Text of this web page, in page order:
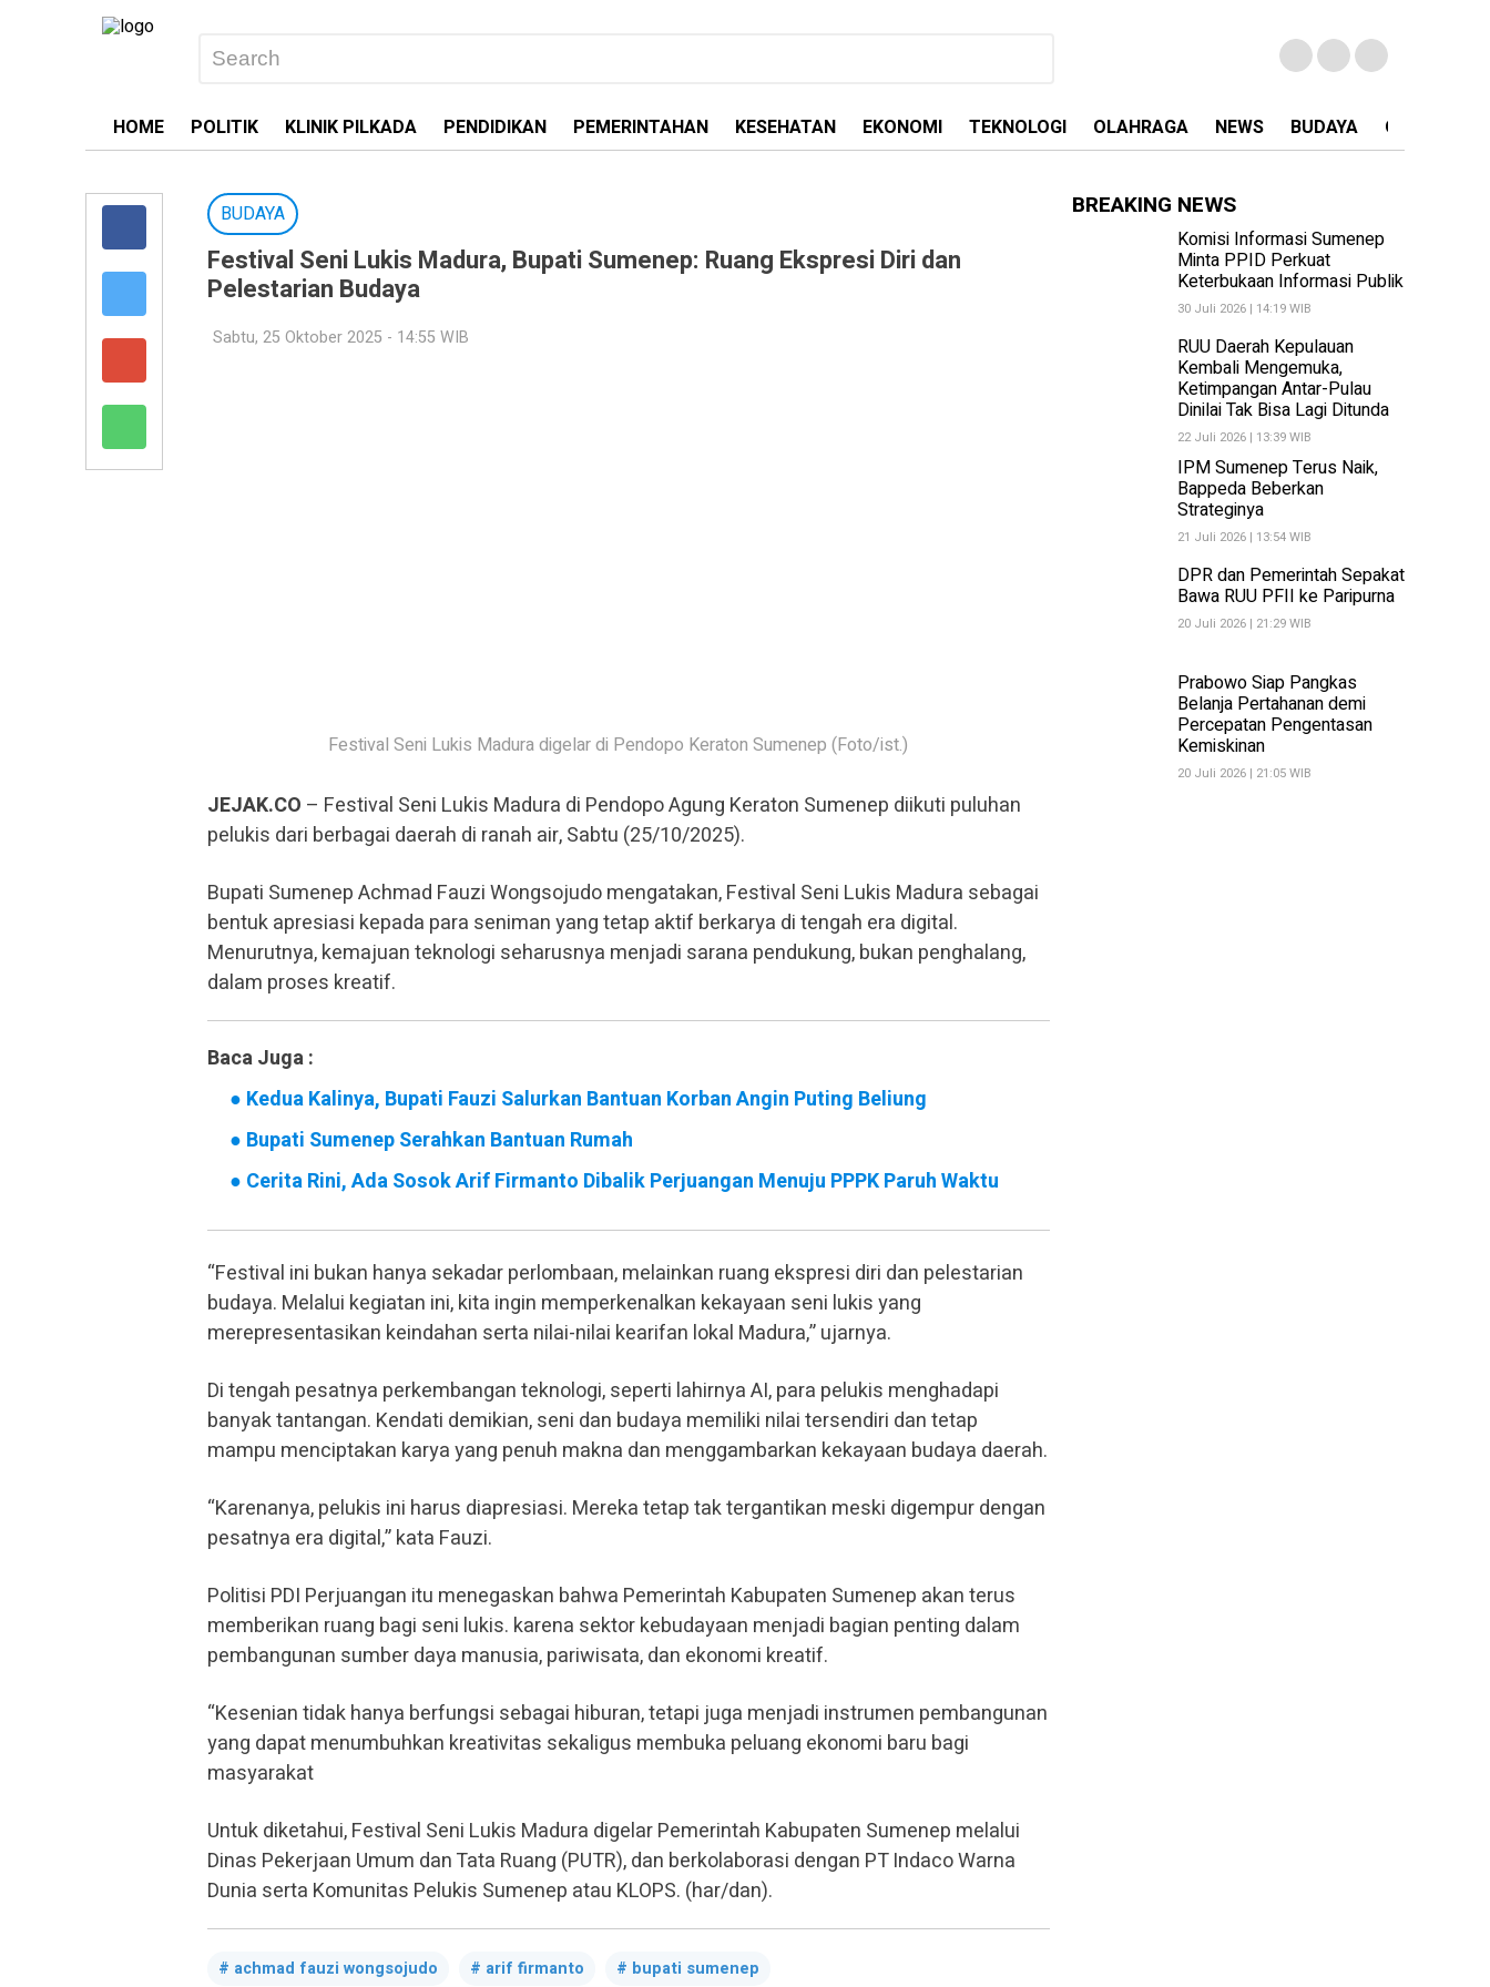
HOME POLITIK KLINIK PILKADA PENDIDIKAN PEMERINTAHAN KESEHATAN EKONOMI TEKNOLOGI OLAHRAGA NEWS BUDAYA OPINI
BUDAYA
Festival Seni Lukis Madura, Bupati Sumenep: Ruang Ekspresi Diri dan
Pelestarian Budaya
Sabtu, 25 Oktober 2025 - 14:55 WIB
Festival Seni Lukis Madura digelar di Pendopo Keraton Sumenep (Foto/ist.)
JEJAK.CO – Festival Seni Lukis Madura di Pendopo Agung Keraton Sumenep diikuti puluhan
pelukis dari berbagai daerah di ranah air, Sabtu (25/10/2025).
Bupati Sumenep Achmad Fauzi Wongsojudo mengatakan, Festival Seni Lukis Madura sebagai
bentuk apresiasi kepada para seniman yang tetap aktif berkarya di tengah era digital.
Menurutnya, kemajuan teknologi seharusnya menjadi sarana pendukung, bukan penghalang,
dalam proses kreatif.
Baca Juga :
● Kedua Kalinya, Bupati Fauzi Salurkan Bantuan Korban Angin Puting Beliung
● Bupati Sumenep Serahkan Bantuan Rumah
● Cerita Rini, Ada Sosok Arif Firmanto Dibalik Perjuangan Menuju PPPK Paruh Waktu
“Festival ini bukan hanya sekadar perlombaan, melainkan ruang ekspresi diri dan pelestarian
budaya. Melalui kegiatan ini, kita ingin memperkenalkan kekayaan seni lukis yang
merepresentasikan keindahan serta nilai-nilai kearifan lokal Madura,” ujarnya.
Di tengah pesatnya perkembangan teknologi, seperti lahirnya AI, para pelukis menghadapi
banyak tantangan. Kendati demikian, seni dan budaya memiliki nilai tersendiri dan tetap
mampu menciptakan karya yang penuh makna dan menggambarkan kekayaan budaya daerah.
“Karenanya, pelukis ini harus diapresiasi. Mereka tetap tak tergantikan meski digempur dengan
pesatnya era digital,” kata Fauzi.
Politisi PDI Perjuangan itu menegaskan bahwa Pemerintah Kabupaten Sumenep akan terus
memberikan ruang bagi seni lukis. karena sektor kebudayaan menjadi bagian penting dalam
pembangunan sumber daya manusia, pariwisata, dan ekonomi kreatif.
“Kesenian tidak hanya berfungsi sebagai hiburan, tetapi juga menjadi instrumen pembangunan
yang dapat menumbuhkan kreativitas sekaligus membuka peluang ekonomi baru bagi
masyarakat
Untuk diketahui, Festival Seni Lukis Madura digelar Pemerintah Kabupaten Sumenep melalui
Dinas Pekerjaan Umum dan Tata Ruang (PUTR), dan berkolaborasi dengan PT Indaco Warna
Dunia serta Komunitas Pelukis Sumenep atau KLOPS. (har/dan).
achmad fauzi wongsojudo arif firmanto bupati sumenep
BREAKING NEWS
Komisi Informasi Sumenep
Minta PPID Perkuat
Keterbukaan Informasi Publik
30 Juli 2026 | 14:19 WIB
RUU Daerah Kepulauan
Kembali Mengemuka,
Ketimpangan Antar-Pulau
Dinilai Tak Bisa Lagi Ditunda
22 Juli 2026 | 13:39 WIB
IPM Sumenep Terus Naik,
Bappeda Beberkan
Strateginya
21 Juli 2026 | 13:54 WIB
DPR dan Pemerintah Sepakat
Bawa RUU PFII ke Paripurna
20 Juli 2026 | 21:29 WIB
Prabowo Siap Pangkas
Belanja Pertahanan demi
Percepatan Pengentasan
Kemiskinan
20 Juli 2026 | 21:05 WIB